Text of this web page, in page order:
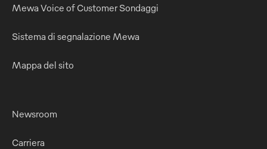
Mewa Voice of Customer Sondaggi
Sistema di segnalazione Mewa
Mappa del sito
Newsroom
Carriera